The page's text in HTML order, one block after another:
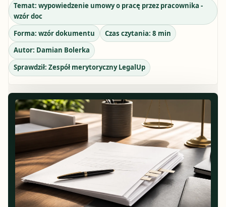
Temat: wypowiedzenie umowy o pracę przez pracownika -
wzór doc
Forma: wzór dokumentu Czas czytania: 8 min
Autor: Damian Bolerka
Sprawdził: Zespół merytoryczny LegalUp